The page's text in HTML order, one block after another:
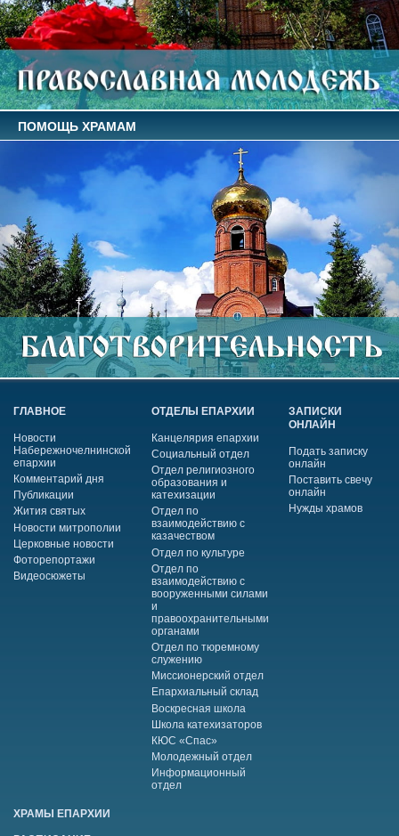
ПОМОЩЬ ХРАМАМ
ГЛАВНОЕ
Новости
Набережночелнинской
епархии
Комментарий дня
Публикации
Жития святых
Новости митрополии
Церковные новости
Фоторепортажи
Видеосюжеты
ОТДЕЛЫ ЕПАРХИИ
Канцелярия епархии
Социальный отдел
Отдел религиозного
образования и
катехизации
Отдел по
взаимодействию с
казачеством
Отдел по культуре
Отдел по
взаимодействию с
вооруженными силами
и
правоохранительными
органами
Отдел по тюремному
служению
Миссионерский отдел
Епархиальный склад
Воскресная школа
Школа катехизаторов
КЮС «Спас»
Молодежный отдел
Информационный
отдел
ЗАПИСКИ
ОНЛАЙН
Подать записку
онлайн
Поставить свечу
онлайн
Нужды храмов
ХРАМЫ ЕПАРХИИ